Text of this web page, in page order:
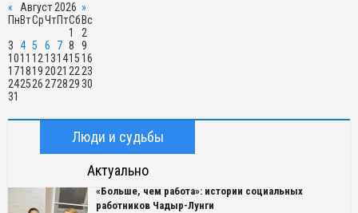
« Август 2026 »
ПнВтСрЧтПтСб Вс
1
2
3 4 5 6 7 8
9
1011 1213141516
1718192021 2223
24252627282930
31
Люди и судьбы
Актуально
«Больше, чем работа»: истории социальных
работников Чадыр-Лунги